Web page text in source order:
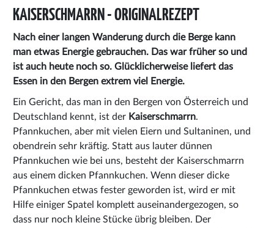
KAISERSCHMARRN - ORIGINALREZEPT
Nach einer langen Wanderung durch die Berge kann
man etwas Energie gebrauchen. Das war früher so und
ist auch heute noch so. Glücklicherweise liefert das
Essen in den Bergen extrem viel Energie.
Ein Gericht, das man in den Bergen von Österreich und
Deutschland kennt, ist der Kaiserschmarrn.
Pfannkuchen, aber mit vielen Eiern und Sultaninen, und
obendrein sehr kräftig. Statt aus lauter dünnen
Pfannkuchen wie bei uns, besteht der Kaiserschmarrn
aus einem dicken Pfannkuchen. Wenn dieser dicke
Pfannkuchen etwas fester geworden ist, wird er mit
Hilfe einiger Spatel komplett auseinandergezogen, so
dass nur noch kleine Stücke übrig bleiben. Der